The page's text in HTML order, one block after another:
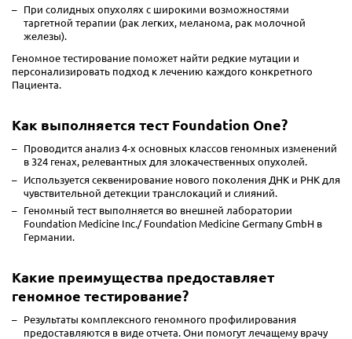
При солидных опухолях с широкими возможностями
таргетной терапии (рак легких, меланома, рак молочной
железы).
Геномное тестирование поможет найти редкие мутации и
персонализировать подход к лечению каждого конкретного
Пациента.
Как выполняется тест Foundation One?
Проводится анализ 4-х основных классов геномных изменений
в 324 генах, релевантных для злокачественных опухолей.
Используется секвенирование нового поколения ДНК и РНК для
чувствительной детекции транслокаций и слияний.
Геномный тест выполняется во внешней лаборатории
Foundation Medicine Inc./ Foundation Medicine Germany GmbH в
Германии.
Какие преимущества предоставляет
геномное тестирование?
Результаты комплексного геномного профилирования
предоставляются в виде отчета. Они помогут лечащему врачу